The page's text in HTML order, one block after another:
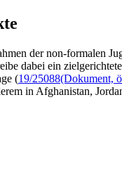
der non-formalen
dabei ein
(19/25088(Dokument,
in Afghanistan,